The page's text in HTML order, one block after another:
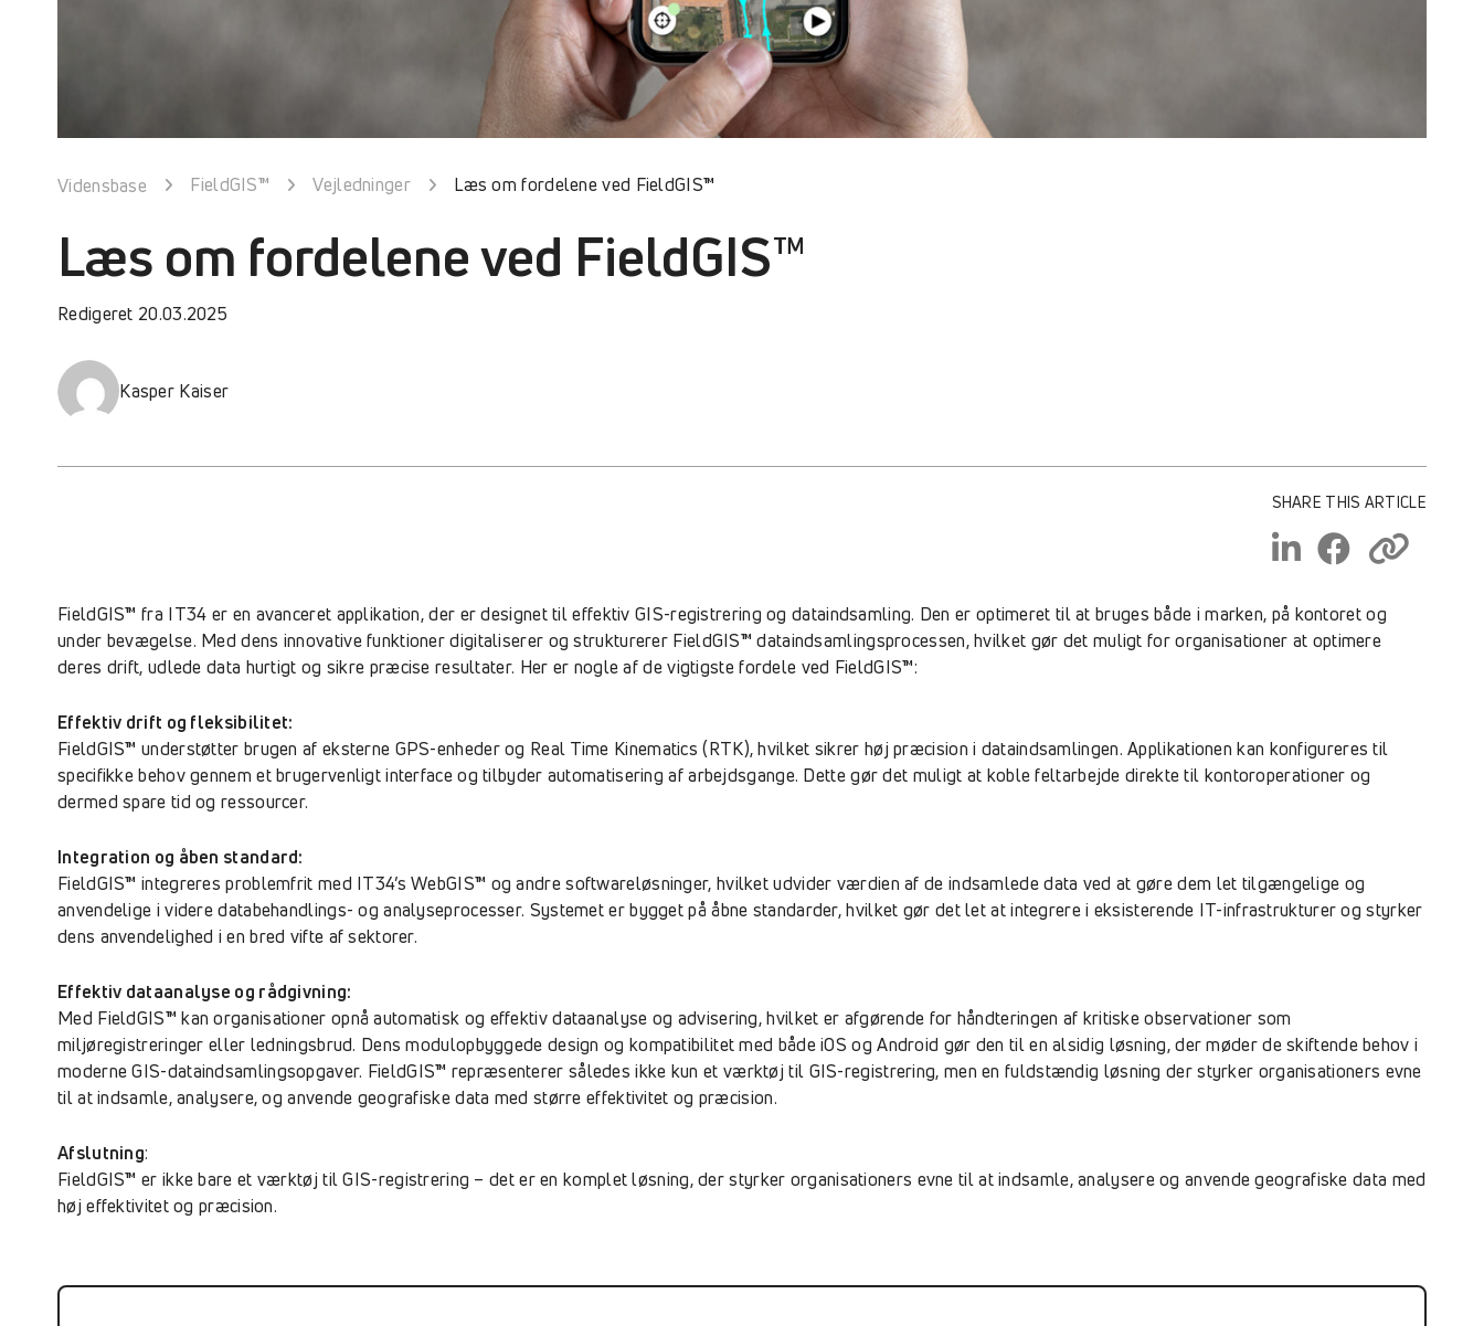
Vidensbase FieldGIS™ Vejledninger Læs om fordelene ved FieldGIS™
Læs om fordelene ved FieldGIS™
Redigeret 20.03.2025
Kasper Kaiser
SHARE THIS ARTICLE
FieldGIS™ fra IT34 er en avanceret applikation, der er designet til effektiv GIS-registrering og dataindsamling. Den er optimeret til at bruges både i marken, på kontoret og
under bevægelse. Med dens innovative funktioner digitaliserer og strukturerer FieldGIS™ dataindsamlingsprocessen, hvilket gør det muligt for organisationer at optimere
deres drift, udlede data hurtigt og sikre præcise resultater. Her er nogle af de vigtigste fordele ved FieldGIS™:
Effektiv drift og fleksibilitet:
FieldGIS™ understøtter brugen af eksterne GPS-enheder og Real Time Kinematics (RTK), hvilket sikrer høj præcision i dataindsamlingen. Applikationen kan konfigureres til
specifikke behov gennem et brugervenligt interface og tilbyder automatisering af arbejdsgange. Dette gør det muligt at koble feltarbejde direkte til kontoroperationer og
dermed spare tid og ressourcer.
Integration og åben standard:
FieldGIS™ integreres problemfrit med IT34’s WebGIS™ og andre softwareløsninger, hvilket udvider værdien af de indsamlede data ved at gøre dem let tilgængelige og
anvendelige i videre databehandlings- og analyseprocesser. Systemet er bygget på åbne standarder, hvilket gør det let at integrere i eksisterende IT-infrastrukturer og styrker
dens anvendelighed i en bred vifte af sektorer.
Effektiv dataanalyse og rådgivning:
Med FieldGIS™ kan organisationer opnå automatisk og effektiv dataanalyse og advisering, hvilket er afgørende for håndteringen af kritiske observationer som
miljøregistreringer eller ledningsbrud. Dens modulopbyggede design og kompatibilitet med både iOS og Android gør den til en alsidig løsning, der møder de skiftende behov i
moderne GIS-dataindsamlingsopgaver. FieldGIS™ repræsenterer således ikke kun et værktøj til GIS-registrering, men en fuldstændig løsning der styrker organisationers evne
til at indsamle, analysere, og anvende geografiske data med større effektivitet og præcision.
Afslutning:
FieldGIS™ er ikke bare et værktøj til GIS-registrering – det er en komplet løsning, der styrker organisationers evne til at indsamle, analysere og anvende geografiske data med
høj effektivitet og præcision.